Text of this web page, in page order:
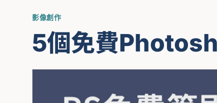
影像創作
5個免費